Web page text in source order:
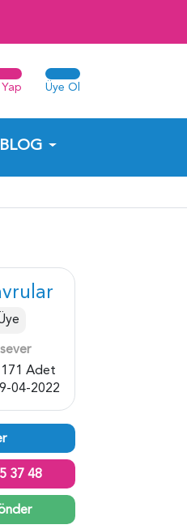
Üye Ol
BLOG
Adet
04-2022
37 48